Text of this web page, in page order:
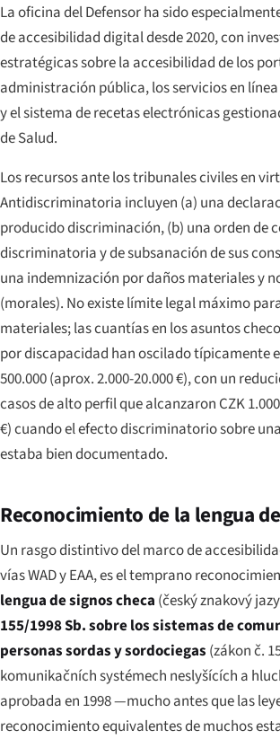
La oficina del Defensor ha sido
de accesibilidad digital desde 2020, con
estratégicas sobre la accesibilidad de los
administración pública, los servicios en
y el sistema de recetas electrónicas
de Salud.
Los recursos ante los tribunales civiles en
Antidiscriminatoria incluyen (a) una
producido discriminación, (b) una orden de
discriminatoria y de subsanación de sus
una indemnización por daños materiales y
(morales). No existe límite legal máximo
materiales; las cuantías en los asuntos
por discapacidad han oscilado típicamente
500.000 (aprox. 2.000-20.000 €), con un
casos de alto perfil que alcanzaron CZK
€) cuando el efecto discriminatorio sobre
estaba bien documentado.
Reconocimiento de la lengua
Un rasgo distintivo del marco de
vías WAD y EAA, es el temprano
lengua de signos checa (český znakový
155/1998 Sb. sobre los sistemas de
personas sordas y sordociegas (zákon č.
komunikačních systémech neslyšících a
aprobada en 1998 —mucho antes que las
reconocimiento equivalentes de muchos